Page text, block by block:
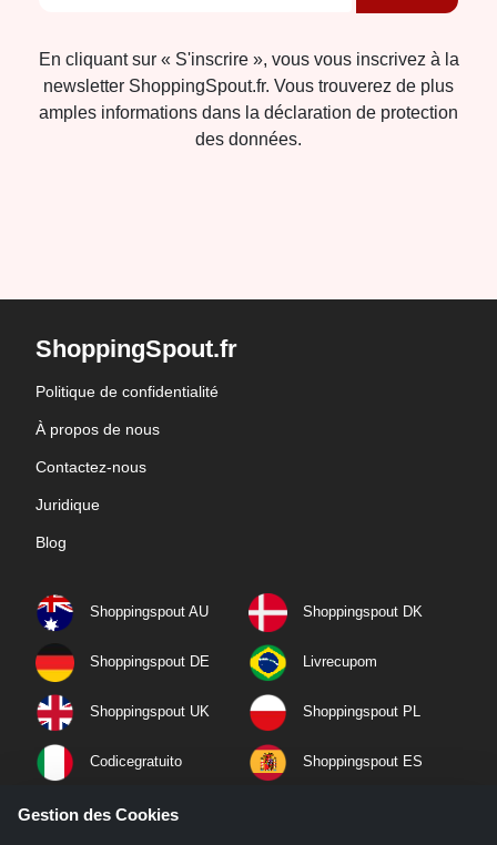
En cliquant sur « S'inscrire », vous vous inscrivez à la
newsletter ShoppingSpout.fr. Vous trouverez de plus
amples informations dans la déclaration de protection
des données.
ShoppingSpout.fr
Politique de confidentialité
À propos de nous
Contactez-nous
Juridique
Blog
Shoppingspout AU Shoppingspout DK
Shoppingspout DE Livrecupom
Shoppingspout UK Shoppingspout PL
Codicegratuito Shoppingspout ES
Shoppingspout NL
Gestion des Cookies